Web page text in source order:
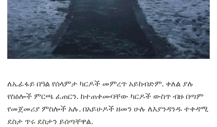
ለኤፊፋይ በዓል የሰላምታ ካርዶች መምረጥ አይከብድም. ቀለል ያሉ
የስዕሎች ምርጫ ፈጠርን. ከተጠቀሙባቸው ካርዶች ውስጥ ብዙ በጣም
የመጀመሪያ ምስሎች አሉ. በአይሁዶች ዘመን ሁሉ ለእያንዳንዱ ተቀዳሚ
ደስታ ጥሩ ደስታን ይሰጣቸዋል.